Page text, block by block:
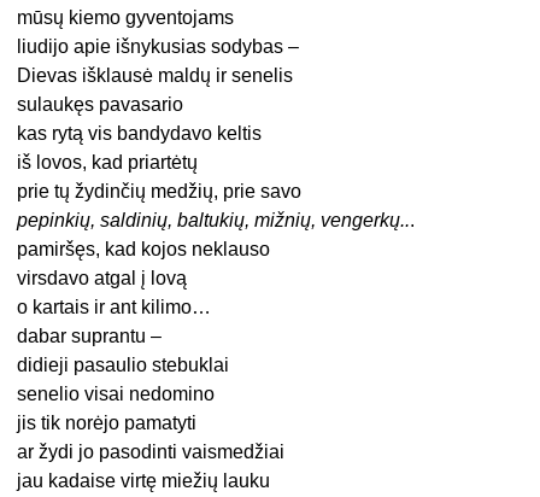
mūsų kiemo gyventojams
liudijo apie išnykusias sodybas –
Dievas išklausė maldų ir senelis
sulaukęs pavasario
kas rytą vis bandydavo keltis
iš lovos, kad priartėtų
prie tų žydinčių medžių, prie savo
pepinkių, saldinių, baltukių, mižnių, vengerkų...
pamiršęs, kad kojos neklauso
virsdavo atgal į lovą
o kartais ir ant kilimo…
dabar suprantu –
didieji pasaulio stebuklai
senelio visai nedomino
jis tik norėjo pamatyti
ar žydi jo pasodinti vaismedžiai
jau kadaise virtę miežių lauku